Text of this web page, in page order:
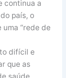
continua a
país, o
“rede de
difícil e
que as